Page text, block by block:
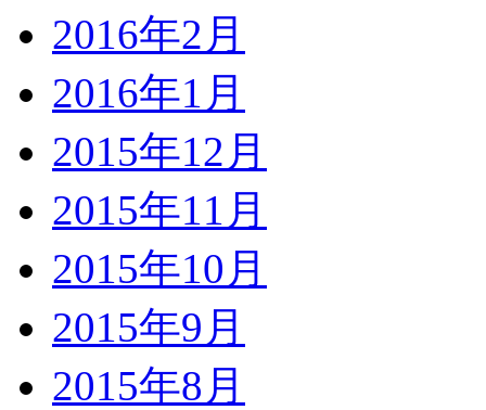
2016年2月
2016年1月
2015年12月
2015年11月
2015年10月
2015年9月
2015年8月